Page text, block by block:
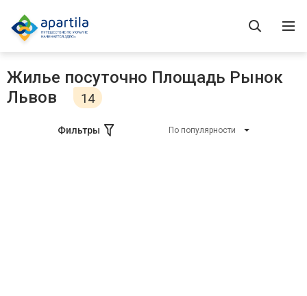
Жилье посуточно Площадь Рынок
Львов
14
Фильтры По популярности